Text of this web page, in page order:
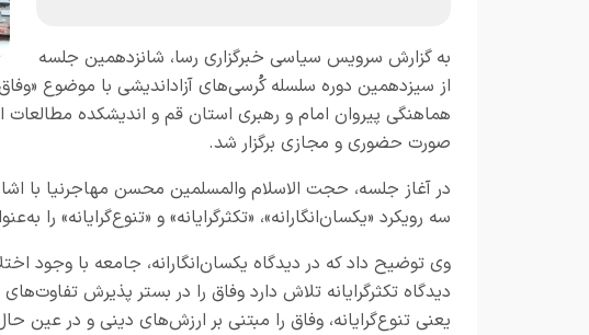
به گزارش سرویس سیاسی خبرگزاری رسا، شانزدهمین جلسه
از سیزدهمین دوره سلسله کُرسی‌های آزاداندیشی با موضوع
هماهنگی پیروان امام و رهبری استان قم و اندیشکده
صورت حضوری و مجازی برگزار شد.
در آغاز جلسه، حجت الاسلام والمسلمین محسن مهاجرنیا با
سه رویکرد «یکسان‌انگارانه»، «تکثرگرایانه» و «تنوع‌گرایانه»
وی توضیح داد که در دیدگاه یکسان‌انگارانه، جامعه با وجود
دیدگاه تکثرگرایانه تلاش دارد وفاق را در بستر پذیرش
یعنی تنوع‌گرایانه، وفاق را مبتنی بر ارزش‌های دینی و در